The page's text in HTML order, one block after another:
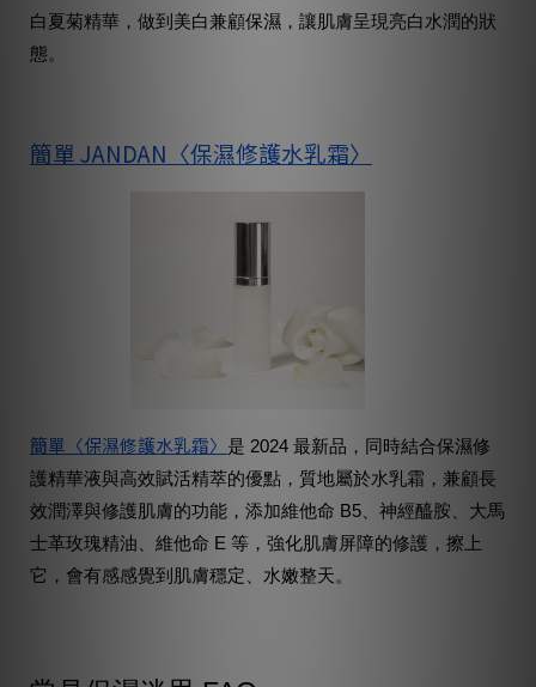
白夏菊精華，做到美白兼顧保濕，讓肌膚呈現亮白水潤的狀
態。
簡單 JANDAN〈保濕修護水乳霜〉
簡單〈保濕修護水乳霜〉
是 2024 最新品，同時結合保濕修
護精華液與高效賦活精萃的優點，質地屬於水乳霜，兼顧長
效潤澤與修護肌膚的功能，添加維他命 B5、神經醯胺、大馬
士革玫瑰精油、維他命 E 等，強化肌膚屏障的修護，擦上
它，會有感感覺到肌膚穩定、水嫩整天。